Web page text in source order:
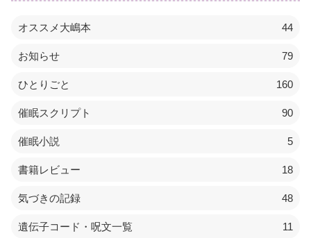
オススメ大嶋本 44
お知らせ 79
ひとりごと 160
催眠スクリプト 90
催眠小説 5
書籍レビュー 18
気づきの記録 48
遺伝子コード・呪文一覧 11